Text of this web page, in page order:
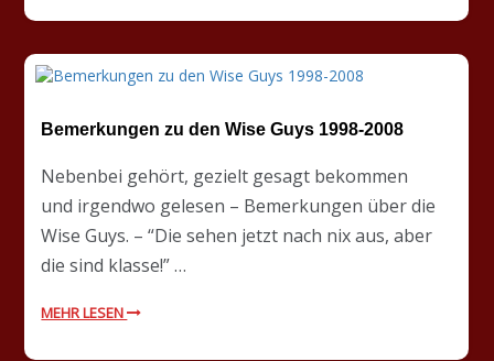
Bemerkungen zu den Wise Guys 1998-2008
Nebenbei gehört, gezielt gesagt bekommen
und irgendwo gelesen – Bemerkungen über die
Wise Guys. – “Die sehen jetzt nach nix aus, aber
die sind klasse!” …
MEHR LESEN